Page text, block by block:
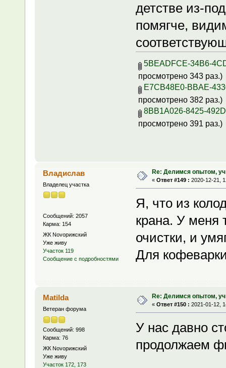
детстве из-
помягче,
5BEADFCE-34B6-
просмотрено 343 раз.)
E7CB48E0-BBAE-
просмотрено 382 раз.)
8BB1A026-8425-
просмотрено 391 раз.)
Владислав
Владелец участка
Сообщений: 2057
Карма: 154
ЖК Novoрижский
Уже живу
Участок 119
Сообщение с подробностями
Re: Делимся опытом,
« Ответ #149 : 2020-12-21,
Я, что из
крана. У меня
очистки, и
Для
Matilda
Ветеран форума
Сообщений: 998
Карма: 76
ЖК Novoрижский
Уже живу
Участок 172, 173
Re: Делимся опытом,
« Ответ #150 : 2021-01-12,
У нас давно
продолжаем